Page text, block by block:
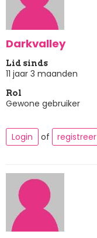
Darkvalley
Lid sinds
11 jaar 3 maanden
Rol
Gewone gebruiker
Login of registreer